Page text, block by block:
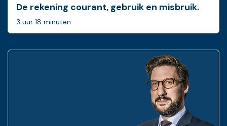
De rekening courant, gebruik en misbruik.
3 uur 18 minuten